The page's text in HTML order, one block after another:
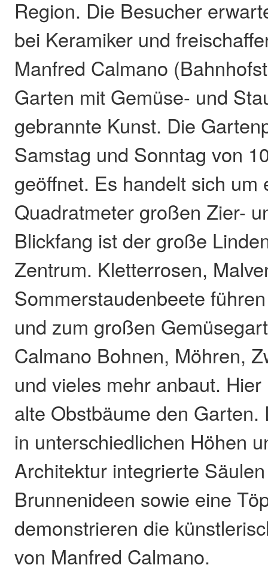
Region. Die Besucher
bei Keramiker und
Manfred Calmano
Garten mit Gemüse- und
gebrannte Kunst. Die
Samstag und Sonntag von
geöffnet. Es handelt sich um
Quadratmeter großen Zier-
Blickfang ist der große
Zentrum. Kletterrosen,
Sommerstaudenbeete
und zum großen
Calmano Bohnen, Möhren,
und vieles mehr anbaut.
alte Obstbäume den Garten.
in unterschiedlichen Höhen
Architektur integrierte
Brunnenideen sowie eine
demonstrieren die
von Manfred Calmano.